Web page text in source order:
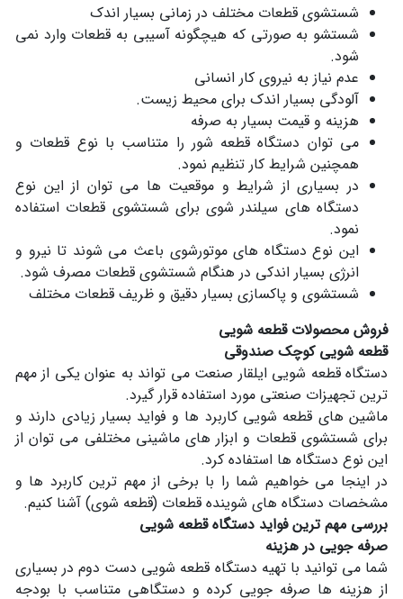
شستشوی قطعات مختلف در زمانی بسیار اندک
شستشو به صورتی که هیچگونه آسیبی به قطعات وارد نمی
شود.
عدم نیاز به نیروی کار انسانی
آلودگی بسیار اندک برای محیط زیست.
هزینه و قیمت بسیار به صرفه
می توان دستگاه قطعه شور را متناسب با نوع قطعات و
همچنین شرایط کار تنظیم نمود.
در بسیاری از شرایط و موقعیت ها می توان از این نوع
دستگاه های سیلندر شوی برای شستشوی قطعات استفاده
نمود.
این نوع دستگاه های موتورشوی باعث می شوند تا نیرو و
انرژی بسیار اندکی در هنگام شستشوی قطعات مصرف شود.
شستشوی و پاکسازی بسیار دقیق و ظریف قطعات مختلف
فروش محصولات قطعه شویی
قطعه شویی کوچک صندوقی
دستگاه قطعه شویی ایلقار صنعت می تواند به عنوان یکی از مهم
ترین تجهیزات صنعتی مورد استفاده قرار گیرد.
ماشین های قطعه شویی کاربرد ها و فواید بسیار زیادی دارند و
برای شستشوی قطعات و ابزار های ماشینی مختلفی می توان از
این نوع دستگاه ها استفاده کرد.
در اینجا می خواهیم شما را با برخی از مهم ترین کاربرد ها و
مشخصات دستگاه های شوینده قطعات (قطعه شوی) آشنا کنیم.
بررسی مهم ترین فواید دستگاه قطعه شویی
صرفه جویی در هزینه
شما می توانید با تهیه دستگاه قطعه شویی دست دوم در بسیاری
از هزینه ها صرفه جویی کرده و دستگاهی متناسب با بودجه